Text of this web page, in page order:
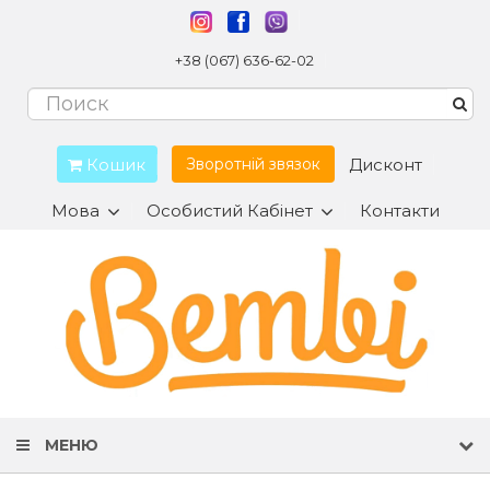
+38 (067) 636-62-02
Кошик Зворотній звязок Дисконт
Мова Особистий Кабінет Контакти
МЕНЮ